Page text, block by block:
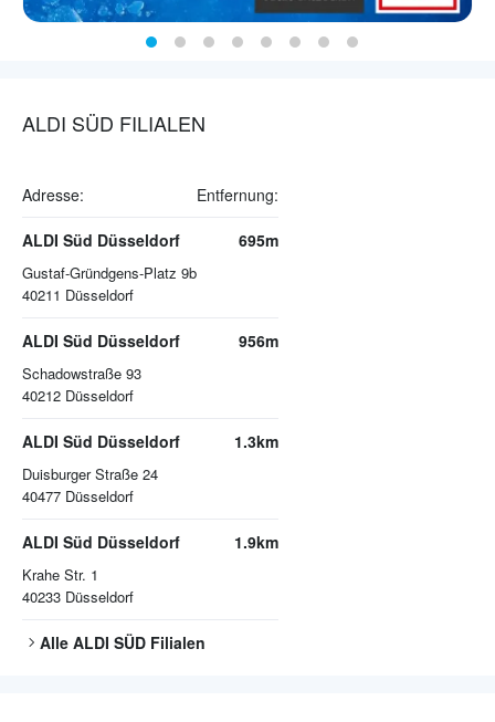
ALDI SÜD FILIALEN
Adresse: Entfernung:
ALDI Süd Düsseldorf
Gustaf-Gründgens-Platz 9b
40211 Düsseldorf
695m
ALDI Süd Düsseldorf
Schadowstraße 93
40212 Düsseldorf
956m
ALDI Süd Düsseldorf
Duisburger Straße 24
40477 Düsseldorf
1.3km
ALDI Süd Düsseldorf
Krahe Str. 1
40233 Düsseldorf
1.9km
Alle ALDI SÜD Filialen